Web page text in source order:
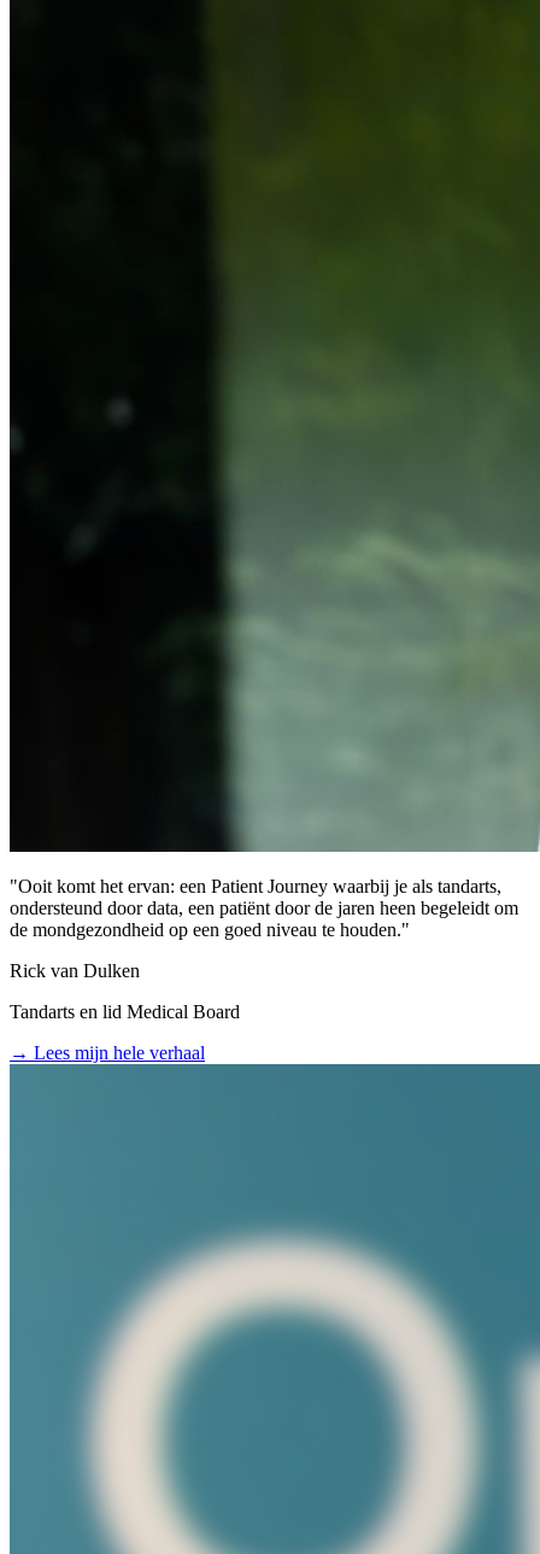
"Ooit komt het ervan: een Patient Journey waarbij je als tandarts,
ondersteund door data, een patiënt door de jaren heen begeleidt om
de mondgezondheid op een goed niveau te houden."
Rick van Dulken
Tandarts en lid Medical Board
→ Lees mijn hele verhaal